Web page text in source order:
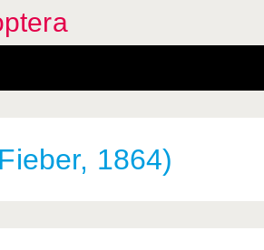
1864)